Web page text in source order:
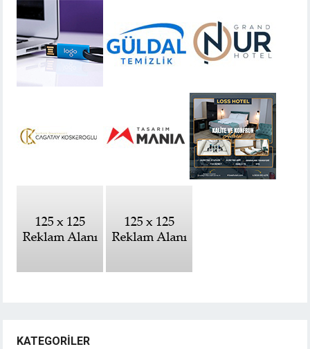
KATEGORILER